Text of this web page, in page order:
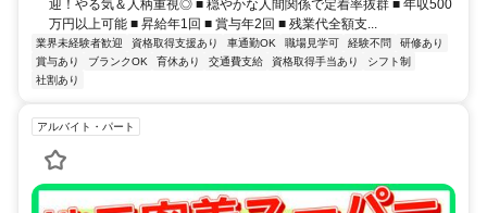
迎！やる気＆人柄重視◎ ■ 穏やかな人間関係で定着率抜群 ■ 年収500
万円以上可能 ■ 昇給年1回 ■ 賞与年2回 ■ 残業代全額支...
業界未経験者歓迎 資格取得支援あり 車通勤OK 職場見学可 経験不問
研修あり
賞与あり
ブランクOK 育休あり 交通費支給 資格取得手当あり
シフト制
社割あり
アルバイト・パート